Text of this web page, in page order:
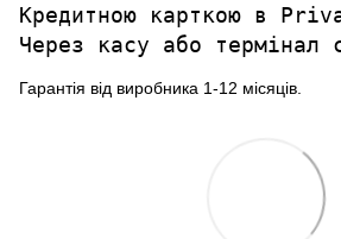
Кредитною карткою в
Через касу або термінал
Гарантія від виробника 1-12 місяців.